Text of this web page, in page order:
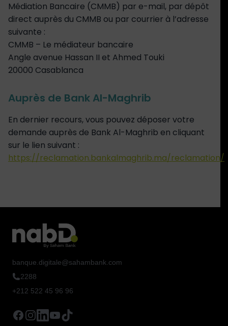
Médiation Bancaire (CMMB) par e-mail, par dépôt
direct auprès du CMMB ou par courrier à l’adresse
suivante :
CMMB – Le médiateur bancaire
Angle avenue Hassan II et Ahmed Touki
20000 Casablanca
Auprès de Bank Al-Maghrib
En dernier recours, vous pouvez déposer votre
demande auprès de Bank Al-Maghrib en cliquant
sur le lien suivant :
https://reclamation.bankalmaghrib.ma/reclamation/
banque.digitale@sahambank.com
2288
+212 522 45 96 96
Facebook
Instagram
LinkedIn
YouTube
TikTok